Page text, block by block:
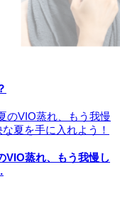
VIO蒸れ、もう我慢し